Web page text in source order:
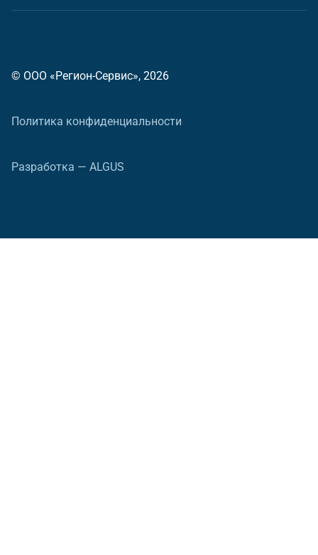
© ООО «Регион-Сервис», 2026
Политика конфиденциальности
Разработка — ALGUS